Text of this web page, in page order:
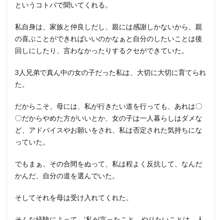
というコトバで聞いてくれる。
私自身は、家族と仲良しだし、親には感謝しかないから、親
の喜ぶことができればいいのかなぁと自分のしたいことは後
回しにしたり、言わなかったりするクセができていた。
3人兄弟で真ん中の女の子だった私は、大切に大切に育てられ
た。
だからこそ、母には、私が行きたい道を行っても、あれは〇
〇だからやめた方がいいとか、女の子は一人暮らしはダメな
ど、アドバイスやお願いをされ、私は否定された気持ちにな
っていた。
でもまぁ、その合間をぬって、私は程よく反抗して、なんだ
かんだ、自分の道を選んでいた。
そしてそれを母は受け入れてくれた。